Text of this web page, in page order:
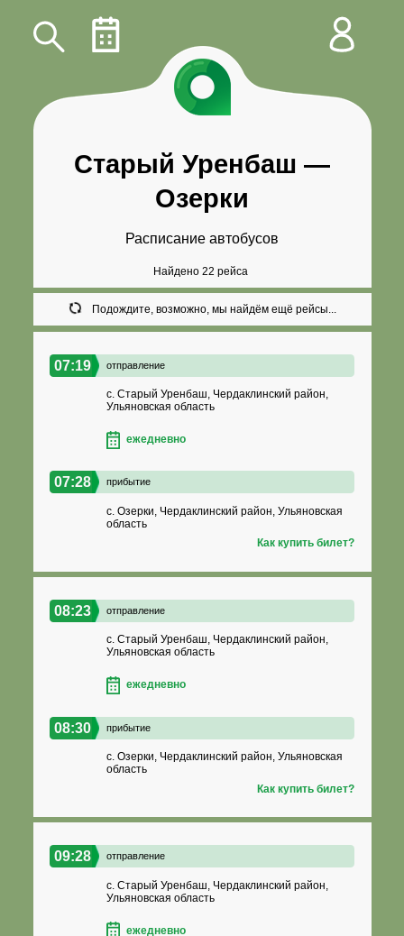
Старый Уренбаш —
Озерки
Расписание автобусов
Найдено 22 рейса
Подождите, возможно, мы найдём ещё рейсы...
07:19 отправление
с. Старый Уренбаш, Чердаклинский район,
Ульяновская область
ежедневно
07:28 прибытие
с. Озерки, Чердаклинский район, Ульяновская
область
Как купить билет?
08:23 отправление
с. Старый Уренбаш, Чердаклинский район,
Ульяновская область
ежедневно
08:30 прибытие
с. Озерки, Чердаклинский район, Ульяновская
область
Как купить билет?
09:28 отправление
с. Старый Уренбаш, Чердаклинский район,
Ульяновская область
ежедневно